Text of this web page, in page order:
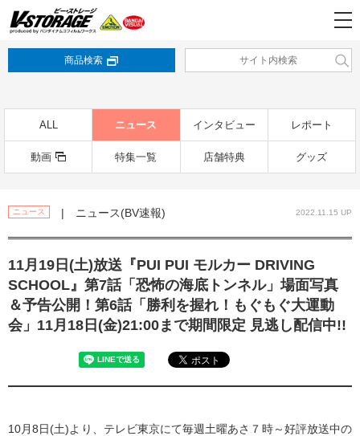
商品検索
ALL ニュース インタビュー レポート
動画 特集一覧 店舗特典 グッズ
ニュース | ニュース(BV速報) 2022.11.15 UP
11月19日(土)放送『PUI PUI モルカー DRIVING
SCHOOL』第7話「恐怖の海底トンネル」場面写真
＆予告公開！第6話「勝利を握れ！もぐもぐ大運動
会」11月18日(金)21:00まで期間限定 見逃し配信中!!
10月8日(土)より、テレビ東京にて毎週土曜あさ７時～好評放送中の